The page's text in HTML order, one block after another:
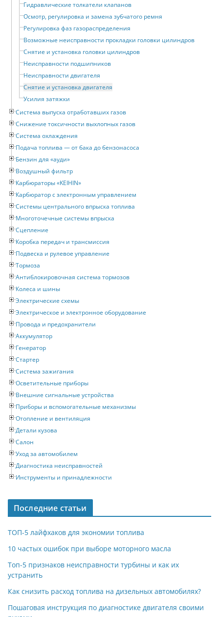
Гидравлические толкатели клапанов
Осмотр, регулировка и замена зубчатого ремня
Регулировка фаз газораспределения
Возможные неисправности прокладки головки цилиндров
Снятие и установка головки цилиндров
Неисправности подшипников
Неисправности двигателя
Снятие и установка двигателя
Усилия затяжки
Система выпуска отработавших газов
Снижение токсичности выхлопных газов
Система охлаждения
Подача топлива — от бака до бензонасоса
Бензин для «ауди»
Воздушный фильтр
Карбюраторы «KEIHIN»
Карбюратор с электронным управлением
Системы центрального впрыска топлива
Многоточечные системы впрыска
Сцепление
Коробка передач и трансмиссия
Подвеска и рулевое управление
Тормоза
Антиблокировочная система тормозов
Колеса и шины
Электрические схемы
Электрическое и электронное оборудование
Провода и предохранители
Аккумулятор
Генератор
Стартер
Система зажигания
Осветительные приборы
Внешние сигнальные устройства
Приборы и вспомогательные механизмы
Отопление и вентиляция
Детали кузова
Салон
Уход за автомобилем
Диагностика неисправностей
Инструменты и принадлежности
Последние статьи
ТОП-5 лайфхаков для экономии топлива
10 частых ошибок при выборе моторного масла
Топ-5 признаков неисправности турбины и как их
устранить
Как снизить расход топлива на дизельных автомобилях?
Пошаговая инструкция по диагностике двигателя своими